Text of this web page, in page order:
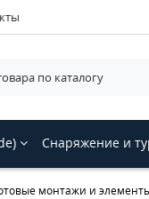
Снаряжение и
монтажи и